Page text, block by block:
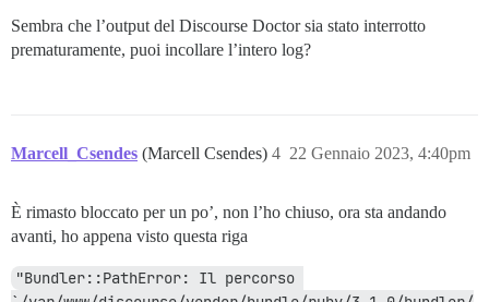
Sembra che l’output del Discourse Doctor sia stato interrotto
prematuramente, puoi incollare l’intero log?
Marcell_Csendes (Marcell Csendes) 22 Gennaio 2023, 4:40pm
4
È rimasto bloccato per un po’, non l’ho chiuso, ora sta andando
avanti, ho appena visto questa riga
"Bundler::PathError: Il percorso